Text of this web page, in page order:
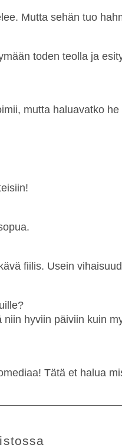
Mutta sehän tuo
toden teolla ja
mutta haluavatko
fiilis. Usein
hyviin päiviin kuin
Tätä et halua